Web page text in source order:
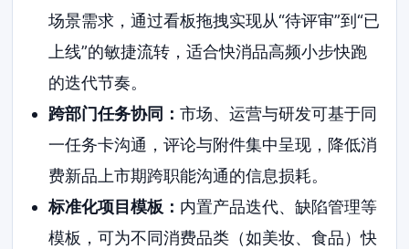
场景需求，通过看板拖拽实现从“待评审”到“已
上线”的敏捷流转，适合快消品高频小步快跑
的迭代节奏。
跨部门任务协同： 市场、运营与研发可基于同
一任务卡沟通，评论与附件集中呈现，降低消
费新品上市期跨职能沟通的信息损耗。
标准化项目模板： 内置产品迭代、缺陷管理等
模板，可为不同消费品类（如美妆、食品）快